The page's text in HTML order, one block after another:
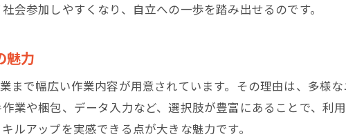
求人や一覧情報を活用した比較方法を紹介
B型事業所の支援体制で安心できる働き方を実現
B型事業所の支援体制が安心のポイントになる理由
就労継続支援B型のサポート内容と相談体制
会参加しやすくなり、自立への一歩を踏み出せるのです。
魅力
まで幅広い作業内容が用意されています。その理由は、多様
業や梱包、データ入力など、選択肢が豊富にあることで、利
ルアップを実感できる点が大きな魅力です。